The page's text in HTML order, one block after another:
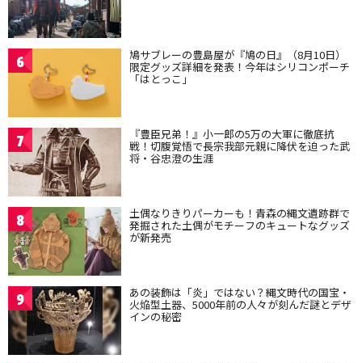
6 鳩サブレーの豊島屋が『鳩の日』（8月10日）
限定グッズ詳細を発表！今年はシリコンポーチ
「はとっこ」
7 『豊臣兄弟！』小一郎の5万の大軍に徹底抗
戦！切腹覚悟で長宗我部元親に降伏を迫った武
将・谷忠澄の生涯
8 土偶なりきりパーカーも！青森の縄文遺跡群で
発掘された土偶がモチーフのキュートなグッズ
が新発売
9 あの装飾は「炎」ではない？縄文時代の国宝・
火焔型土器、5000年前の人々が刻んだ謎とデザ
インの秘密